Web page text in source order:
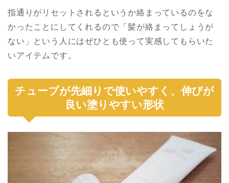
指通りがリセットされるというか絡まっているのをな
かったことにしてくれるので「髪が絡まってしょうが
ない」という人にはぜひとも使って実感してもらいた
いアイテムです。
チューブが先細りで使いやすく、伸びが
良い塗りやすい形状